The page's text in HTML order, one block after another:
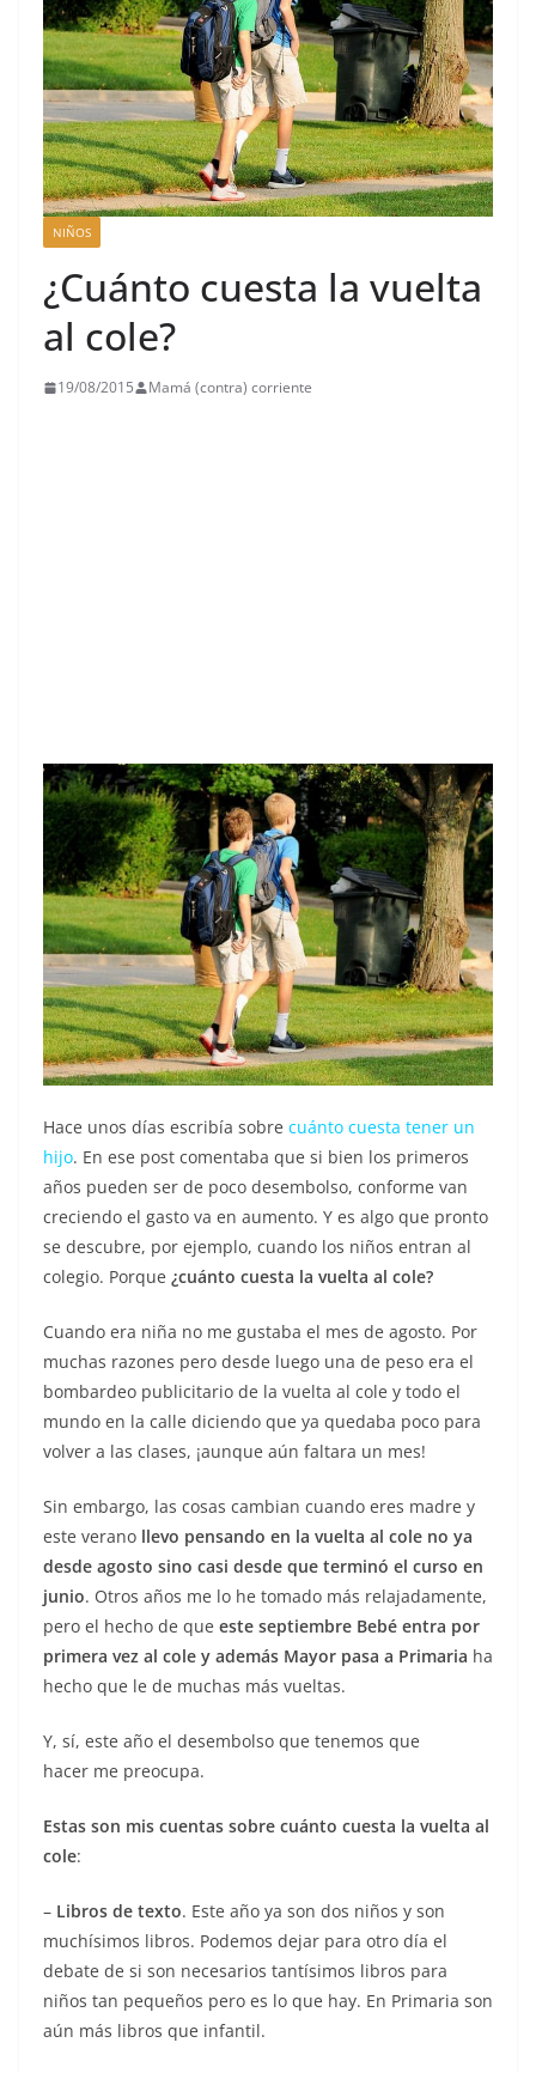
NIÑOS
¿Cuánto cuesta la vuelta
al cole?
19/08/2015 Mamá (contra) corriente
Hace unos días escribía sobre cuánto cuesta tener un
hijo. En ese post comentaba que si bien los primeros
años pueden ser de poco desembolso, conforme van
creciendo el gasto va en aumento. Y es algo que pronto
se descubre, por ejemplo, cuando los niños entran al
colegio. Porque ¿cuánto cuesta la vuelta al cole?
Cuando era niña no me gustaba el mes de agosto. Por
muchas razones pero desde luego una de peso era el
bombardeo publicitario de la vuelta al cole y todo el
mundo en la calle diciendo que ya quedaba poco para
volver a las clases, ¡aunque aún faltara un mes!
Sin embargo, las cosas cambian cuando eres madre y
este verano llevo pensando en la vuelta al cole no ya
desde agosto sino casi desde que terminó el curso en
junio. Otros años me lo he tomado más relajadamente,
pero el hecho de que este septiembre Bebé entra por
primera vez al cole y además Mayor pasa a Primaria ha
hecho que le de muchas más vueltas.
Y, sí, este año el desembolso que tenemos que
hacer me preocupa.
Estas son mis cuentas sobre cuánto cuesta la vuelta al
cole:
– Libros de texto. Este año ya son dos niños y son
muchísimos libros. Podemos dejar para otro día el
debate de si son necesarios tantísimos libros para
niños tan pequeños pero es lo que hay. En Primaria son
aún más libros que infantil.